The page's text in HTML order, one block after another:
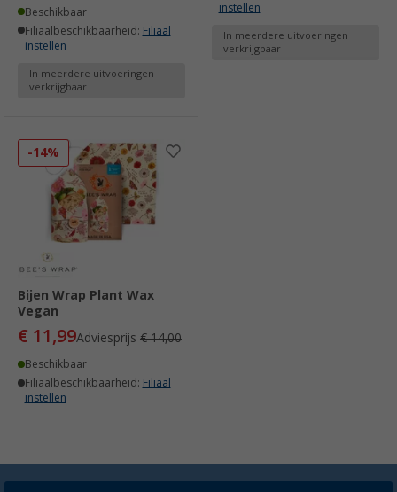
Beschikbaar
Filiaalbeschikbaarheid: Filiaal
instellen
In meerdere uitvoeringen
verkrijgbaar
instellen
In meerdere uitvoeringen
verkrijgbaar
-14%
Bijen Wrap Plant Wax
Vegan
€ 11,99Adviesprijs € 14,00
Beschikbaar
Filiaalbeschikbaarheid: Filiaal
instellen